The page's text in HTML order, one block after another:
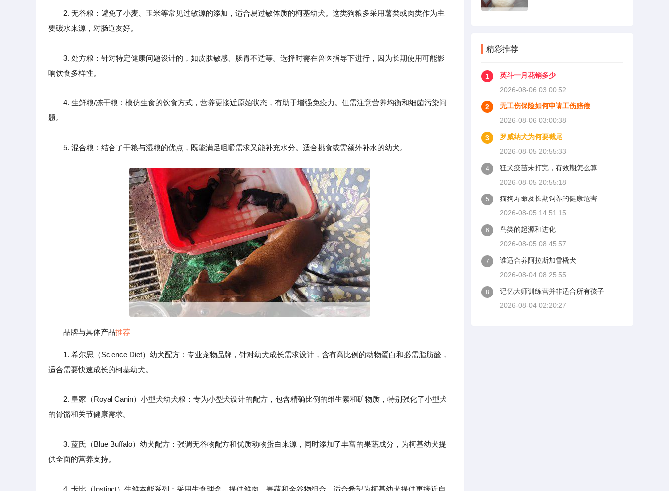
2. 无谷粮：避免了小麦、玉米等常见过敏源的添加，适合易过敏体质的柯基幼犬。这类狗粮多采用薯类或肉类作为主
要碳水来源，对肠道友好。
3. 处方粮：针对特定健康问题设计的，如皮肤敏感、肠胃不适等。选择时需在兽医指导下进行，因为长期使用可能影
响饮食多样性。
4. 生鲜粮/冻干粮：模仿生食的饮食方式，营养更接近原始状态，有助于增强免疫力。但需注意营养均衡和细菌污染问
题。
5. 混合粮：结合了干粮与湿粮的优点，既能满足咀嚼需求又能补充水分。适合挑食或需额外补水的幼犬。
品牌与具体产品推荐
1. 希尔思（Science Diet）幼犬配方：专业宠物品牌，针对幼犬成长需求设计，含有高比例的动物蛋白和必需脂肪酸，
适合需要快速成长的柯基幼犬。
2. 皇家（Royal Canin）小型犬幼犬粮：专为小型犬设计的配方，包含精确比例的维生素和矿物质，特别强化了小型犬
的骨骼和关节健康需求。
3. 蓝氏（Blue Buffalo）幼犬配方：强调无谷物配方和优质动物蛋白来源，同时添加了丰富的果蔬成分，为柯基幼犬提
供全面的营养支持。
4. 卡比（Instinct）生鲜本能系列：采用生食理念，提供鲜肉、果蔬和全谷物组合，适合希望为柯基幼犬提供更接近自
精彩推荐
1
英斗一月花销多少
2026-08-06 03:00:52
2
无工伤保险如何申请工伤赔偿
2026-08-06 03:00:38
3
罗威纳犬为何要截尾
2026-08-05 20:55:33
4
狂犬疫苗未打完，有效期怎么算
2026-08-05 20:55:18
5
猫狗寿命及长期饲养的健康危害
2026-08-05 14:51:15
6
鸟类的起源和进化
2026-08-05 08:45:57
7
谁适合养阿拉斯加雪橇犬
2026-08-04 08:25:55
8
记忆大师训练营并非适合所有孩子
2026-08-04 02:20:27